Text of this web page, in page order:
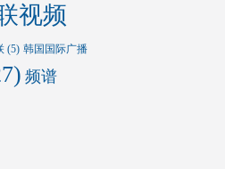
视频
(5) 韩国国际广播
频谱